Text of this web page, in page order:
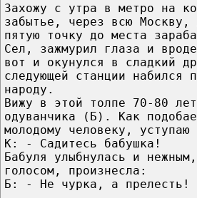
Захожу с утра в метро на
забытье, через всю Москву,
пятую точку до места
Сел, зажмурил глаза и
вот и окунулся в сладкий
следующей станции набился
народу.
Вижу в этой толпе 70-80
одуванчика (Б). Как
молодому человеку, уступаю
К: - Садитесь бабушка!
Бабуля улыбнулась и
голосом, произнесла:
Б: - Не чурка, а прелесть!